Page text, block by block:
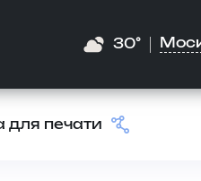
30°
для печати